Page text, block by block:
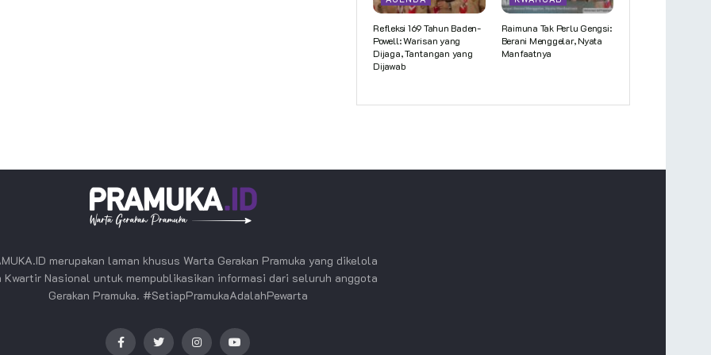
Refleksi 169 Tahun Baden-
Powell: Warisan yang
Dijaga, Tantangan yang
Dijawab
Raimuna Tak Perlu Gengsi:
Berani Menggelar, Nyata
Manfaatnya
merupakan laman khusus Warta Gerakan Pramuka yang dikelola
Kwartir Nasional untuk mempublikasikan informasi dari seluruh anggota
Gerakan Pramuka. #SetiapPramukaAdalahPewarta